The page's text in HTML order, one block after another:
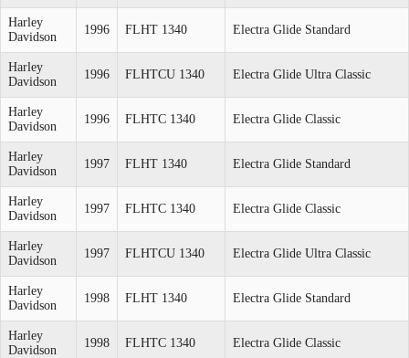
Harley
Davidson
1996 FLHT 1340 Electra Glide Standard
Harley
Davidson
1996 FLHTCU 1340 Electra Glide Ultra Classic
Harley
Davidson
1996 FLHTC 1340 Electra Glide Classic
Harley
Davidson
1997 FLHT 1340 Electra Glide Standard
Harley
Davidson
1997 FLHTC 1340 Electra Glide Classic
Harley
Davidson
1997 FLHTCU 1340 Electra Glide Ultra Classic
Harley
Davidson
1998 FLHT 1340 Electra Glide Standard
Harley
Davidson
1998 FLHTC 1340 Electra Glide Classic